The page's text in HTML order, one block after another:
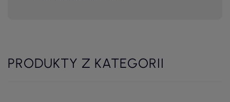
PRODUKTY Z KATEGORII